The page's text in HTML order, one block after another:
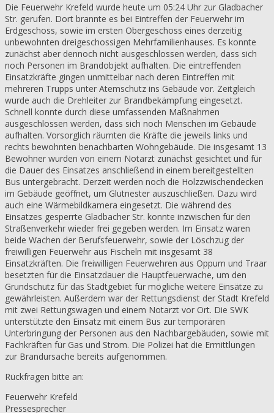
Die Feuerwehr Krefeld wurde heute um 05:24 Uhr zur Gladbacher
Str. gerufen. Dort brannte es bei Eintreffen der Feuerwehr im
Erdgeschoss, sowie im ersten Obergeschoss eines derzeitig
unbewohnten dreigeschossigen Mehrfamilienhauses. Es konnte
zunächst aber dennoch nicht ausgeschlossen werden, dass sich
noch Personen im Brandobjekt aufhalten. Die eintreffenden
Einsatzkräfte gingen unmittelbar nach deren Eintreffen mit
mehreren Trupps unter Atemschutz ins Gebäude vor. Zeitgleich
wurde auch die Drehleiter zur Brandbekämpfung eingesetzt.
Schnell konnte durch diese umfassenden Maßnahmen
ausgeschlossen werden, dass sich noch Menschen im Gebäude
aufhalten. Vorsorglich räumten die Kräfte die jeweils links und
rechts bewohnten benachbarten Wohngebäude. Die insgesamt 13
Bewohner wurden von einem Notarzt zunächst gesichtet und für
die Dauer des Einsatzes anschließend in einem bereitgestellten
Bus untergebracht. Derzeit werden noch die Holzzwischendecken
im Gebäude geöffnet, um Glutnester auszuschließen. Dazu wird
auch eine Wärmebildkamera eingesetzt. Die während des
Einsatzes gesperrte Gladbacher Str. konnte inzwischen für den
Straßenverkehr wieder frei gegeben werden. Im Einsatz waren
beide Wachen der Berufsfeuerwehr, sowie der Löschzug der
freiwilligen Feuerwehr aus Fischeln mit insgesamt 38
Einsatzkräften. Die freiwilligen Feuerwehren aus Oppum und Traar
besetzten für die Einsatzdauer die Hauptfeuerwache, um den
Grundschutz für das Stadtgebiet für mögliche weitere Einsätze zu
gewährleisten. Außerdem war der Rettungsdienst der Stadt Krefeld
mit zwei Rettungswagen und einem Notarzt vor Ort. Die SWK
unterstützte den Einsatz mit einem Bus zur temporären
Unterbringung der Personen aus den Nachbargebäuden, sowie mit
Fachkräften für Gas und Strom. Die Polizei hat die Ermittlungen
zur Brandursache bereits aufgenommen.
Rückfragen bitte an:
Feuerwehr Krefeld
Pressesprecher